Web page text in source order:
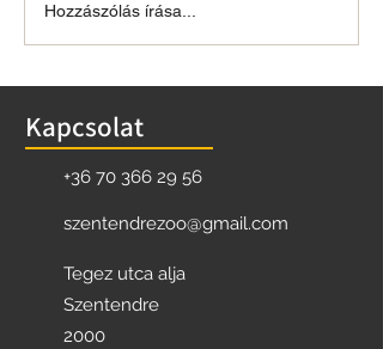
Hozzászólás írása...
Kapcsolat
+36 70 366 29 56
szentendrezoo@gmail.com
Tegez utca alja
Szentendre
2000